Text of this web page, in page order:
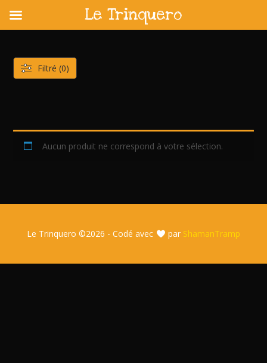
content
Aucun produit ne correspond à votre sélection.
Filtré (0)
Le Trinquero ©2026 - Codé avec par ShamanTramp
Le Trinquero